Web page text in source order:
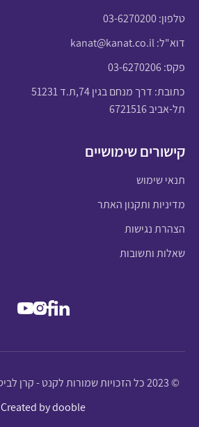
טלפון:03-6270200
דוא"ל:kanat@kanat.co.il
פקס: 03-6270206
כתובת: דרך מנחם בגין 74,ת.ד 51231
תל-אביב 6721516
קישורים שימושיים
תנאי שימוש
מדיניות ותקנון האתר
הצהרת נגישות
שאלות ותשובות
© 2023 כל הזכויות שמורות לקנט - קרן לביטוח נזקי טבע בחקלאות
Created by dooble